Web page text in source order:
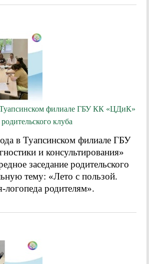
Туапсинском филиале ГБУ КК «ЦДиК»
клуба
в Туапсинском филиале ГБУ
и консультирования»
заседание родительского
тему: «Лето с пользой.
логопеда родителям».